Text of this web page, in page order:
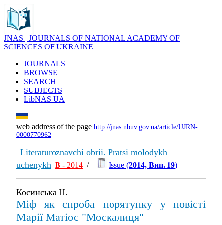
JNAS | JOURNALS OF NATIONAL ACADEMY OF
SCIENCES OF UKRAINE
JOURNALS
BROWSE
SEARCH
SUBJECTS
LibNAS UA
web address of the page http://jnas.nbuv.gov.ua/article/UJRN-
0000770962
Literaturoznavchi obrii. Pratsi molodykh
uchenykh В - 2014 / Issue (2014, Вип. 19)
Косинська Н.
Міф як спроба порятунку у повісті
Марії Матіос "Москалиця"